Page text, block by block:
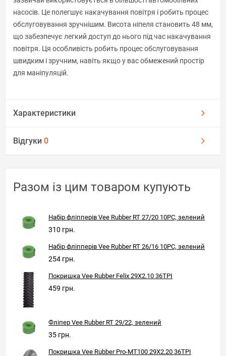
насосів. Це полегшує накачування повітря і робить процес
обслуговування зручнішим. Висота ніпеля становить 48 мм,
що забезпечує легкий доступ до нього під час накачування
повітря. Ця особливість робить процес обслуговування
швидким і зручним, навіть якщо у вас обмежений простір
для маніпуляцій.
Характеристики
Відгуки 0
Разом із цим товаром купують
Набір фліпперів Vee Rubber RT 27/20 10PC, зелений
310 грн.
Набір фліпперів Vee Rubber RT 26/16 10PC, зелений
254 грн.
Покришка Vee Rubber Felix 29X2.10 36TPI
459 грн.
Фліпер Vee Rubber RT 29/22, зелений
35 грн.
Покришка Vee Rubber Pro-MT100 29X2.20 36TPI